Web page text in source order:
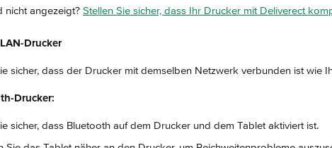
nicht angezeigt? Stellen Sie sicher, dass Ihr Drucker mit Deliverect
Drucker
sicher, dass der Drucker mit demselben Netzwerk verbunden ist wie
Drucker:
sicher, dass Bluetooth auf dem Drucker und dem Tablet aktiviert ist.